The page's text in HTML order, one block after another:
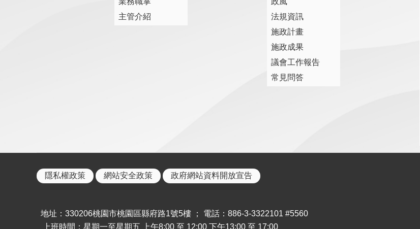
主管介紹
法規資訊
施政計畫
施政成果
議會工作報告
常見問答
隱私權政策 網站安全政策 政府網站資料開放宣告
地址：330206桃園市桃園區縣府路1號5樓 ； 電話：886-3-3322101 #5560
上班時間：星期一至星期五 上午8:00 至 12:00 下午13:00 至 17:00